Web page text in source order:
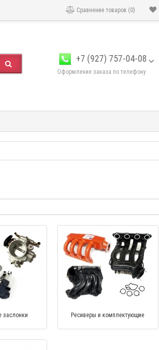
Сравнение товаров (0)
+7 (927) 757-04-08
Оформление заказа по телефону
заслонки Ресиверы и комплектующие